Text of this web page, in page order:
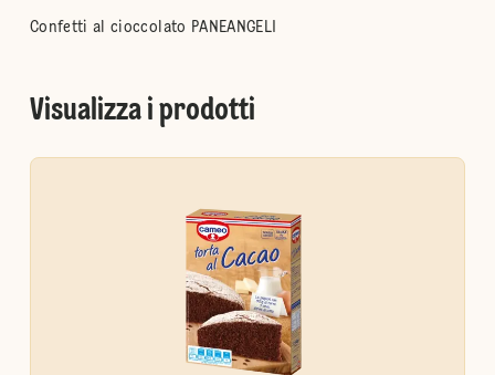
Confetti al cioccolato PANEANGELI
Visualizza i prodotti